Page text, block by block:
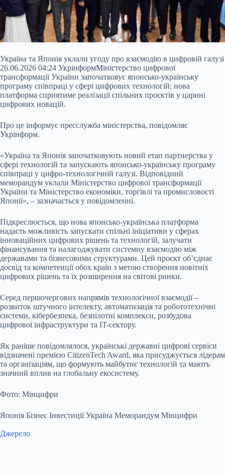
Україна та Японія уклали угоду про взаємодію в цифровій галузі
26.06.2026 04:24 УкрінформМіністерство цифрової
трансформації України започатковує японсько-українську
програму співпраці у сфері цифрових технологій; нова
платформа сприятиме реалізації спільних проєктів у царині
цифрових новацій.
Про це інформує пресслужба міністерства, повідомляє
Укрінформ.
«Україна та Японія започатковують новий етап партнерства у
сфері технологій та запускають японсько-українську програму
співпраці у цифро-технологічній галузі. Відповідний
меморандум уклали Міністерство цифрової трансформації
України та Міністерство економіки, торгівлі та промисловості
Японії», – зазначається у повідомленні.
Підкреслюється, що нова японсько-українська платформа
надасть можливість запускати спільні ініціативи у сферах
інноваційних цифрових рішень та технологій, залучати
фінансування та налагоджувати системну взаємодію між
державами та бізнесовими структурами. Цей проєкт об’єднає
досвід та компетенції обох країн з метою створення новітніх
цифрових рішень та їх розширення на світові ринки.
Серед першочергових напрямів технологічної взаємодії –
розвиток штучного інтелекту, автоматизація та робототехнічні
системи, кібербезпека, безпілотні комплекси, розбудова
цифрової інфраструктури та IT-сектору.
Як раніше повідомлялося, українські державні цифрові сервіси
відзначені премією CitizenTech Award, яка присуджується лідерам
та організаціям, що формують майбутнє технологій та мають
значний вплив на глобальну екосистему.
Фото: Мінцифри
Японія Бізнес Інвестиції Україна Меморандум Мінцифри
Джерело